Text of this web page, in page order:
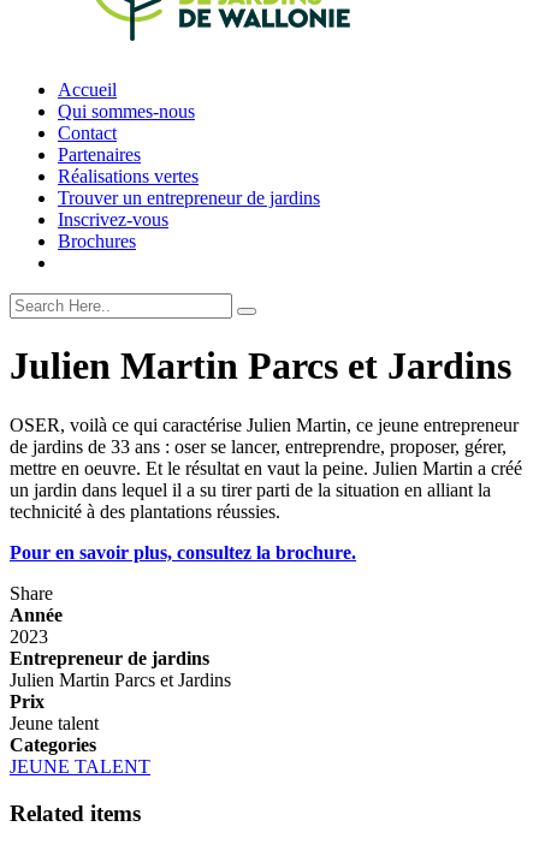
Accueil
Qui sommes-nous
Contact
Partenaires
Réalisations vertes
Trouver un entrepreneur de jardins
Inscrivez-vous
Brochures
Julien Martin Parcs et Jardins
OSER, voilà ce qui caractérise Julien Martin, ce jeune entrepreneur
de jardins de 33 ans : oser se lancer, entreprendre, proposer, gérer,
mettre en oeuvre. Et le résultat en vaut la peine. Julien Martin a créé
un jardin dans lequel il a su tirer parti de la situation en alliant la
technicité à des plantations réussies.
Pour en savoir plus, consultez la brochure.
Share
Année
2023
Entrepreneur de jardins
Julien Martin Parcs et Jardins
Prix
Jeune talent
Categories
JEUNE TALENT
Related items